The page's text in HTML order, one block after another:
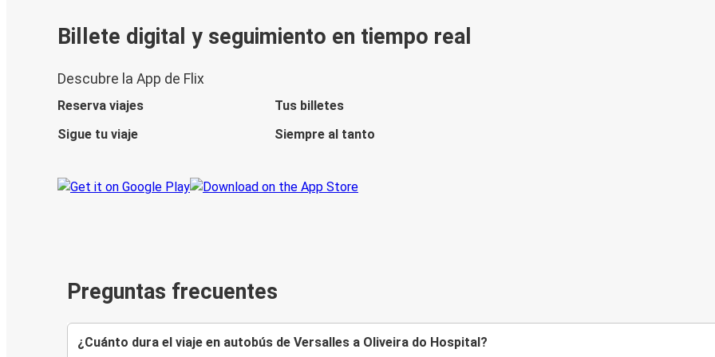
Billete digital y seguimiento en tiempo real
Descubre la App de Flix
Reserva viajes
Tus billetes
Sigue tu viaje
Siempre al tanto
Preguntas frecuentes
¿Cuánto dura el viaje en autobús de Versalles a Oliveira do Hospital?